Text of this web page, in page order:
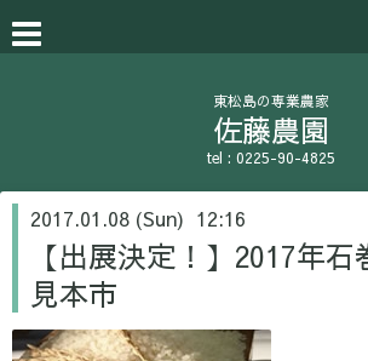
東松島の専業農家
佐藤農園
tel : 0225-90-4825
2017.01.08 (Sun) 12:16
【出展決定！】2017年
見本市